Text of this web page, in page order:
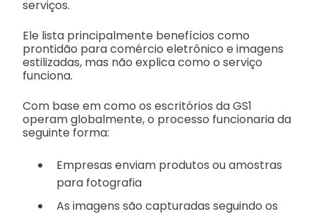
serviços.
Ele lista principalmente benefícios como
prontidão para comércio eletrônico e imagens
estilizadas, mas não explica como o serviço
funciona.
Com base em como os escritórios da GS1
operam globalmente, o processo funcionaria da
seguinte forma:
Empresas enviam produtos ou amostras
para fotografia
As imagens são capturadas seguindo os